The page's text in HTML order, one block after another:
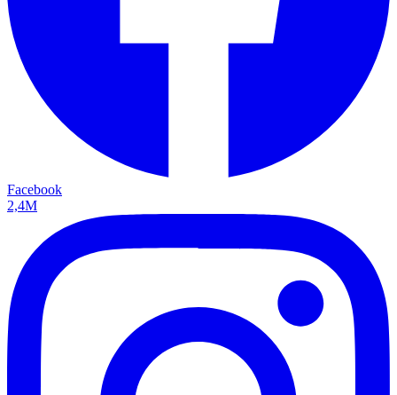
Facebook
2,4M